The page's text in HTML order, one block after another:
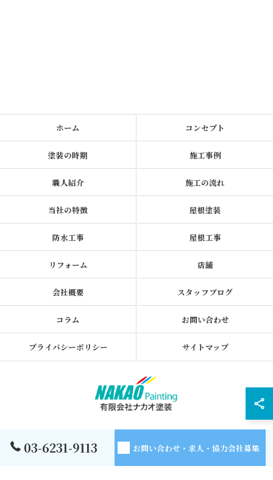
03-6231-9113 お問い合わせ・求人・協力会社募集
ホーム コンセプト
塗装の時期 施工事例
職人紹介 施工の流れ
当社の特徴 屋根塗装
防水工事 屋根工事
リフォーム 店舗
会社概要 スタッフブログ
コラム お問い合わせ
プライバシーポリシー サイトマップ
© 2026 東京都墨田区の外壁塗装なら有限会社ナカオ塗装 ALL RIGHTS
RESERVED.